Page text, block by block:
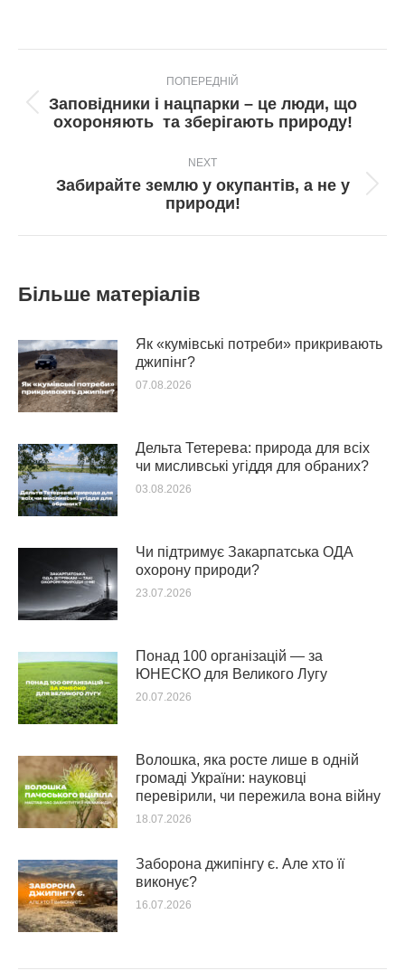
navigation
ПОПЕРЕДНІЙ
Попередній
пост:
Заповідники і нацпарки – це люди, що
охороняють та зберігають природу!
NEXT
Next
post:
Забирайте землю у окупантів, а не у
природи!
Більше матеріалів
Як «кумівські потреби» прикривають
джипінг?
07.08.2026
Дельта Тетерева: природа для всіх
чи мисливські угіддя для обраних?
03.08.2026
Чи підтримує Закарпатська ОДА
охорону природи?
23.07.2026
Понад 100 організацій — за
ЮНЕСКО для Великого Лугу
20.07.2026
Волошка, яка росте лише в одній
громаді України: науковці
перевірили, чи пережила вона війну
18.07.2026
Заборона джипінгу є. Але хто її
виконує?
16.07.2026